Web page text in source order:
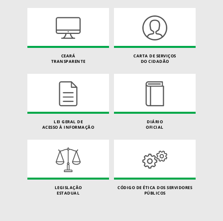
CEARÁ
TRANSPARENTE
CARTA DE SERVIÇOS
DO CIDADÃO
LEI GERAL DE
ACESSO À INFORMAÇÃO
DIÁRIO
OFICIAL
LEGISLAÇÃO
ESTADUAL
CÓDIGO DE ÉTICA DOS SERVIDORES
PÚBLICOS